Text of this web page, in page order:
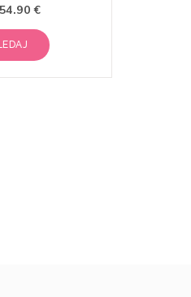
54.90 €